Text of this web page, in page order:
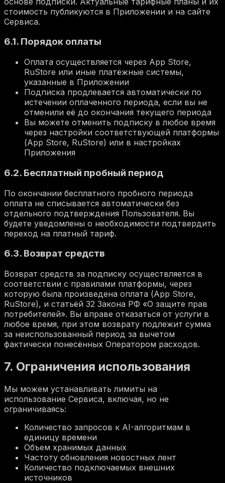
стоимость публикуются в Приложении и на сайте
Сервиса.
6.1. Порядок оплаты
Оплата осуществляется через App Store,
RuStore или иные платёжные системы,
указанные в Приложении
Подписка продлевается автоматически по
истечении оплаченного периода, если вы не
отменили её до окончания текущего периода
Вы можете отменить подписку в любое время
через настройки соответствующей платформы
(App Store, RuStore) или в настройках
Приложения
6.2. Бесплатный пробный период
По окончании бесплатного пробного периода
оплата не списывается автоматически без
отдельного подтверждения Пользователя. Вы
будете уведомлены о необходимости подтвердить
переход на платный тариф.
6.3. Возврат средств
Возврат средств за подписку осуществляется в
соответствии с правилами платформы, через
которую была произведена оплата (App Store,
RuStore), и статьёй 32 Закона РФ «О защите прав
потребителей». Вы вправе отказаться от услуги в
любое время, при этом возврату подлежит сумма
за неиспользованный период за вычетом
фактически понесённых Оператором расходов.
7. Ограничения использования
Мы можем устанавливать лимиты на
использование Сервиса, включая, но не
ограничиваясь:
Количество запросов к AI-алгоритмам в
единицу времени
Объем хранимых данных
Частоту обновления новостных лент
Количество подключаемых внешних
источников